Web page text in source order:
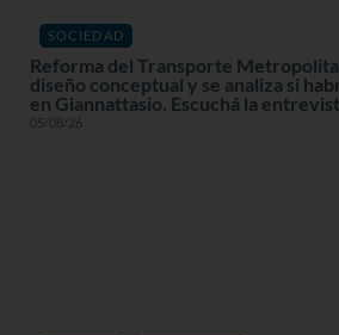
SOCIEDAD
Reforma del Transporte
diseño conceptual y se analiza si
en Giannattasio. Escuchá la
05/08/26